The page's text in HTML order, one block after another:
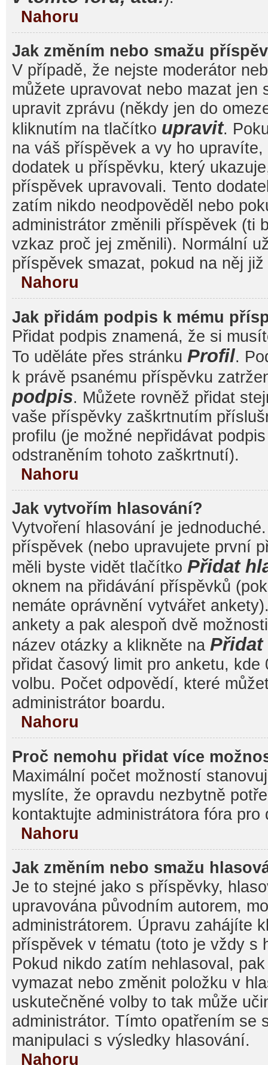
Nahoru
Jak změním nebo smažu
V případě, že nejste moderátor
můžete upravovat nebo mazat jen
upravit zprávu (někdy jen do
kliknutím na tlačítko upravit.
na váš příspěvek a vy ho
dodatek u příspěvku, který
příspěvek upravovali. Tento
zatím nikdo neodpověděl nebo
administrátor změnili příspěvek (ti
vzkaz proč jej změnili). Normální
příspěvek smazat, pokud na něj
Nahoru
Jak přidám podpis k mému
Přidat podpis znamená, že si
To uděláte přes stránku Profil.
k právě psanému příspěvku
podpis. Můžete rovněž přidat
vaše příspěvky zaškrtnutím
profilu (je možné nepřidávat
odstraněním tohoto zaškrtnutí).
Nahoru
Jak vytvořím hlasování?
Vytvoření hlasování je
příspěvek (nebo upravujete první
měli byste vidět tlačítko Přidat
oknem na přidávání příspěvků
nemáte oprávnění vytvářet
ankety a pak alespoň dvě
název otázky a klikněte na
přidat časový limit pro anketu, kde
volbu. Počet odpovědí, které
administrátor boardu.
Nahoru
Proč nemohu přidat více
Maximální počet možností
myslíte, že opravdu nezbytně
kontaktujte administrátora fóra pro
Nahoru
Jak změním nebo smažu
Je to stejné jako s příspěvky,
upravována původním autorem,
administrátorem. Úpravu zahájíte
příspěvek v tématu (toto je vždy s
Pokud nikdo zatím nehlasoval,
vymazat nebo změnit položku v
uskutečněné volby to tak může
administrátor. Tímto opatřením se
manipulaci s výsledky hlasování.
Nahoru